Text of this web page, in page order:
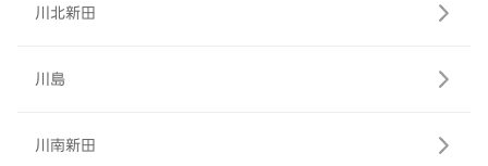
川北新田
川島
川南新田